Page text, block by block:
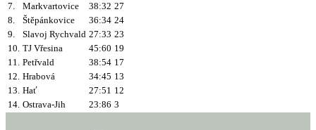
7.
Markvartovice 38:32 27
8.
Štěpánkovice 36:34 24
9.
Slavoj Rychvald 27:33 23
10. TJ Vřesina 45:60 19
11. Petřvald 38:54 17
12. Hrabová 34:45 13
13. Hať 27:51 12
14. Ostrava-Jih 23:86 3